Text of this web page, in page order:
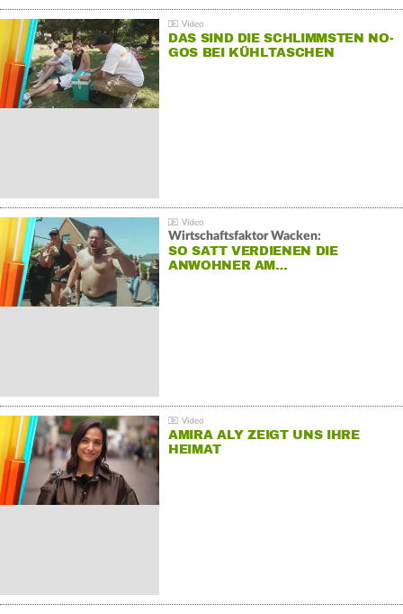
DAS SIND DIE SCHLIMMSTEN NO-
GOS BEI KÜHLTASCHEN
Wirtschaftsfaktor Wacken:
SO SATT VERDIENEN DIE
ANWOHNER AM…
AMIRA ALY ZEIGT UNS IHRE
HEIMAT